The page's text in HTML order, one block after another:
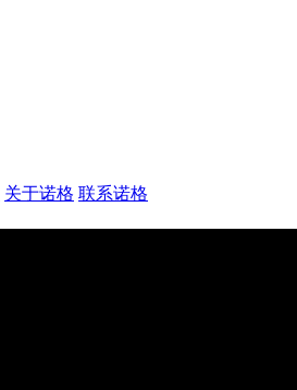
关于诺格 联系诺格